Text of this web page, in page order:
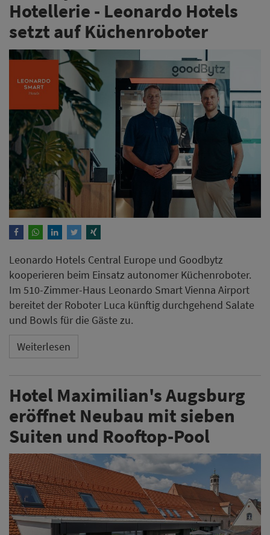
Leonardo Hotels Central Europe und Goodbytz
kooperieren beim Einsatz autonomer Küchenroboter.
Im 510-Zimmer-Haus Leonardo Smart Vienna Airport
bereitet der Roboter Luca künftig durchgehend Salate
und Bowls für die Gäste zu.
Weiterlesen
Hotel Maximilian's Augsburg
eröffnet Neubau mit sieben
Suiten und Rooftop-Pool
Das Hotel Maximilian's in Augsburg hat einen Neubau
in der Katharinengasse eröffnet. Die Erweiterung
umfasst für rund acht Millionen Euro sieben neue